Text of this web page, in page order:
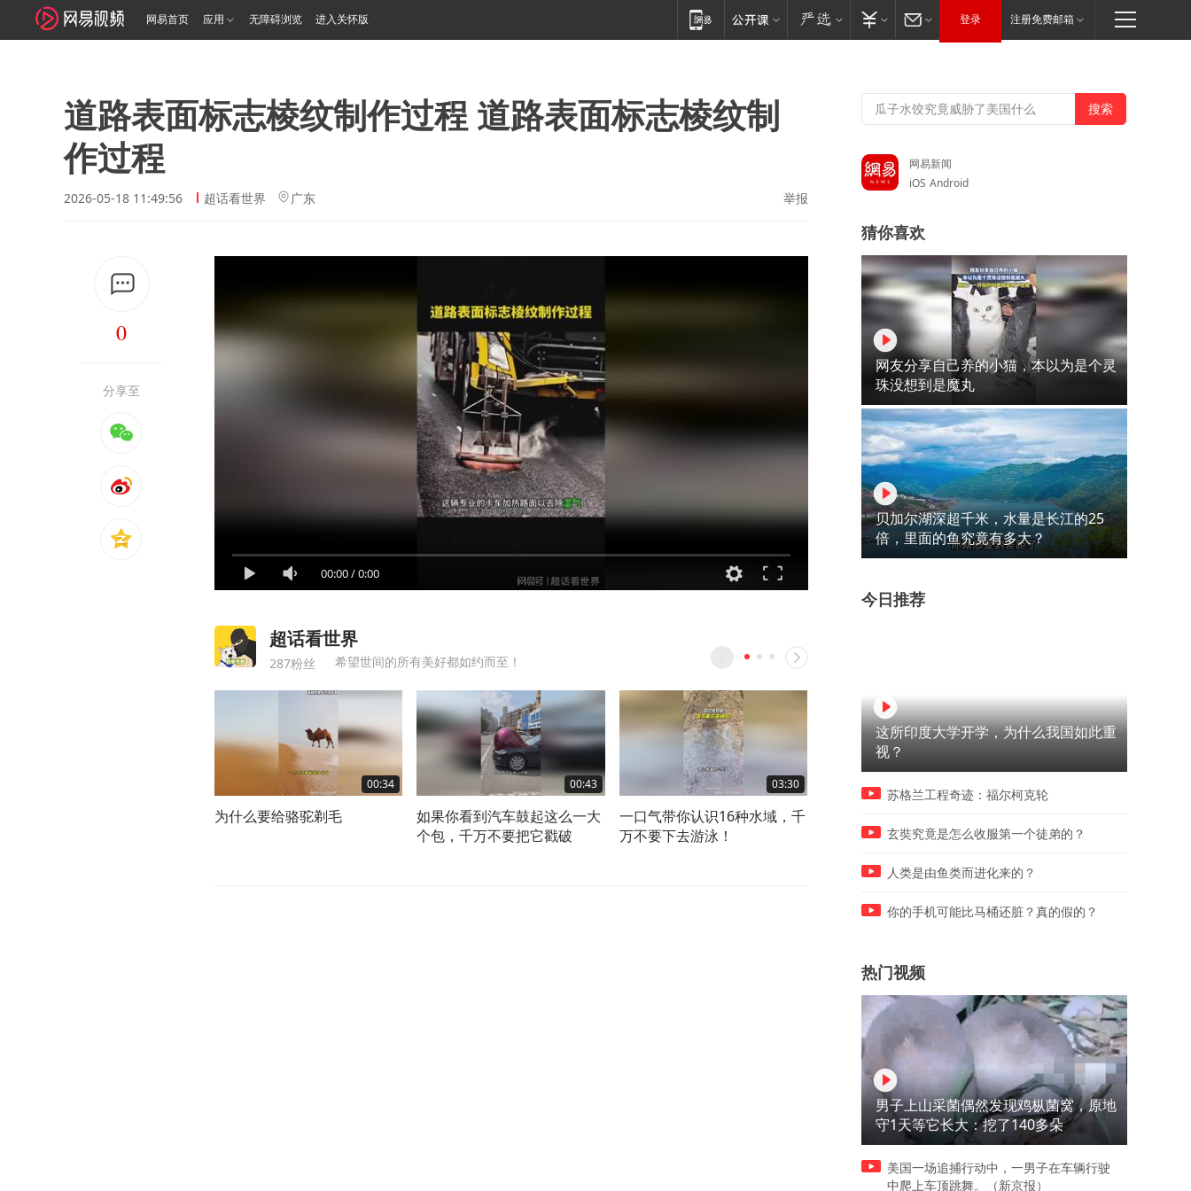
网易首页 应用 无障碍浏览 进入关怀版 登录 注册免费邮箱
道路表面标志棱纹制作过程 道路表面标志棱纹制
作过程
2026-05-18 11:49:56 超话看世界 广东 举报
0
分享至
00:00/0:00
超话看世界
287粉丝 希望世间的所有美好都如约而至！
00:34
为什么要给骆驼剃毛
00:43
如果你看到汽车鼓起这么一大
个包，千万不要把它戳破
03:30
一口气带你认识16种水域，千
万不要下去游泳！
小狗挺身护主，勇敢击退大狗
小？
网易新闻
iOS Android
猜你喜欢
网友分享自己养的小猫，本以为是个灵
珠没想到是魔丸
贝加尔湖深超千米，水量是长江的25
倍，里面的鱼究竟有多大？
今日推荐
这所印度大学开学，为什么我国如此重
视？
苏格兰工程奇迹：福尔柯克轮
玄奘究竟是怎么收服第一个徒弟的？
人类是由鱼类而进化来的？
你的手机可能比马桶还脏？真的假的？
热门视频
男子上山采菌偶然发现鸡枞菌窝，原地
守1天等它长大：挖了140多朵
美国一场追捕行动中，一男子在车辆行驶
中爬上车顶跳舞。（新京报）